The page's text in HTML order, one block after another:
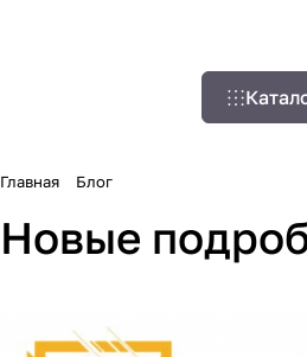
Главная Блог
Новые